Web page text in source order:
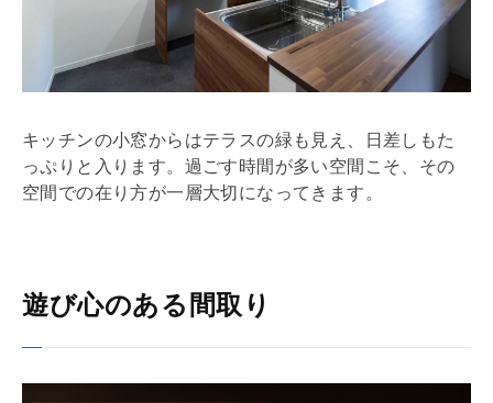
キッチンの小窓からはテラスの緑も見え、日差しもた
っぷりと入ります。過ごす時間が多い空間こそ、その
空間での在り方が一層大切になってきます。
遊び心のある間取り